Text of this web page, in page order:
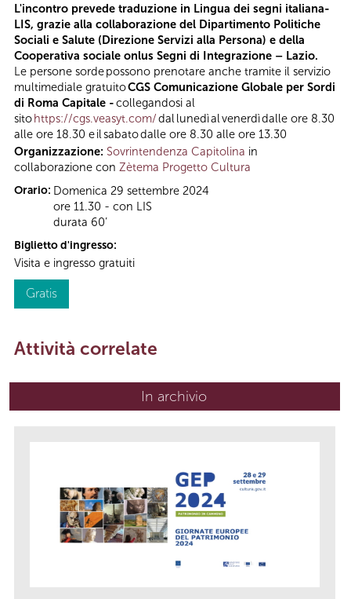
L'incontro prevede traduzione in Lingua dei segni italiana-
LIS, grazie alla collaborazione del Dipartimento Politiche
Sociali e Salute (Direzione Servizi alla Persona) e della
Cooperativa sociale onlus Segni di Integrazione – Lazio.
Le persone sorde possono prenotare anche tramite il servizio
multimediale gratuitoCGS Comunicazione Globale per Sordi
di Roma Capitale -collegandosi al
sitohttps://cgs.veasyt.com/dal lunedì al venerdì dalle ore 8.30
alle ore 18.30 e il sabato dalle ore 8.30 alle ore 13.30
Organizzazione: Sovrintendenza Capitolina in
collaborazione con Zètema Progetto Cultura
Orario: Domenica 29 settembre 2024
ore 11.30 - con LIS
durata 60’
Biglietto d'ingresso:
Visita e ingresso gratuiti
Gratis
Attività correlate
In archivio